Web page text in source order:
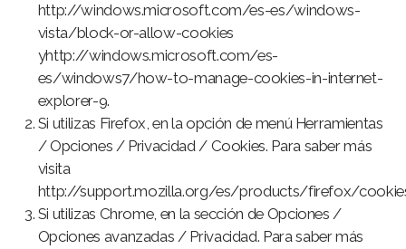
http://windows.microsoft.com/es-es/windows-
vista/block-or-allow-cookies
yhttp://windows.microsoft.com/es-
es/windows7/how-to-manage-cookies-in-internet-
explorer-9.
Si utilizas Firefox, en la opción de menú Herramientas
/ Opciones / Privacidad / Cookies. Para saber más
visita
http://support.mozilla.org/es/products/firefox/
Si utilizas Chrome, en la sección de Opciones /
Opciones avanzadas / Privacidad. Para saber más